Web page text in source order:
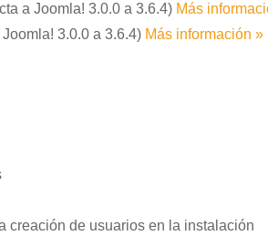
a Joomla! 3.0.0 a 3.6.4) Más
3.0.0 a 3.6.4) Más información »
creación de usuarios en la instalación